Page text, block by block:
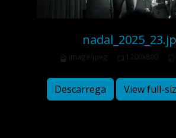
image/jpeg 1200x800
Descarrega View full-